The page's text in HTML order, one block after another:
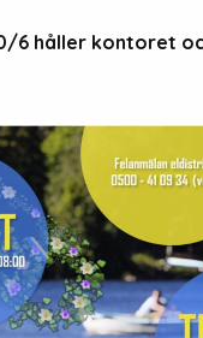
6 håller kontoret